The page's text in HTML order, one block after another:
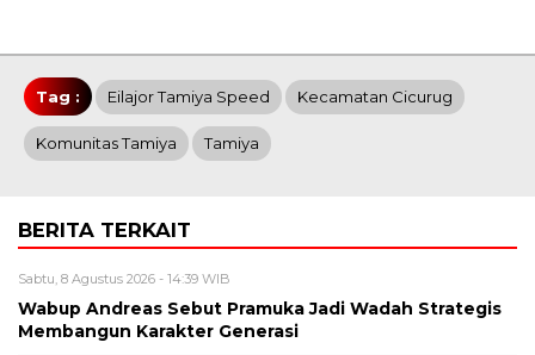
Tag : Eilajor Tamiya Speed Kecamatan Cicurug
Komunitas Tamiya Tamiya
BERITA TERKAIT
Sabtu, 8 Agustus 2026 - 14:39 WIB
Wabup Andreas Sebut Pramuka Jadi Wadah Strategis
Membangun Karakter Generasi ‎